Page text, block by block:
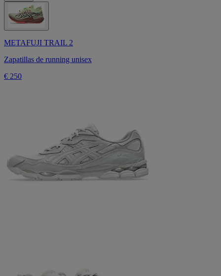
METAFUJI TRAIL 2
Zapatillas de running unisex
€ 250